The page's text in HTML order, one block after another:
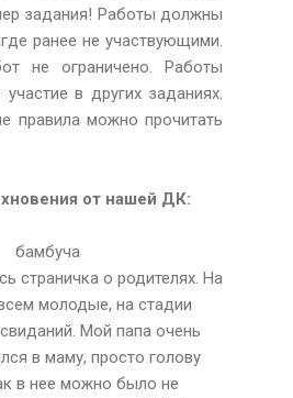
задания! Работы должны
ранее не участвующими.
не ограничено. Работы
участие в других заданиях.
правила можно прочитать
от нашей ДК:
бамбуча
страничка о родителях. На
молодые, на стадии
Мой папа очень
в маму, просто голову
в нее можно было не